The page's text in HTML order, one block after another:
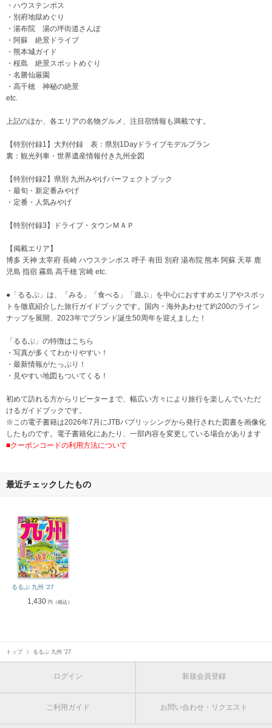
・ハウステンボス
・別府地獄めぐり
・湯布院 湯の坪街道さんぽ
・阿蘇 絶景ドライブ
・熊本城ガイド
・桜島 絶景スポットめぐり
・名勝仙厳園
・高千穂 神秘の絶景
etc.
上記のほか、各エリアの名物グルメ、注目宿情報も満載です。
【特別付録1】大判付録 表：県別1Dayドライブモデルプラン
裏：観光列車・世界遺産情報付き九州全図
【特別付録2】県別 九州みやげパーフェクトブック
・最旬・新定番みやげ
・定番・人気みやげ
【特別付録3】ドライブ・タウンＭＡＰ
【掲載エリア】
博多 天神 太宰府 長崎 ハウステンボス 呼子 有田 別府 湯布院 熊本 阿蘇 天草 鹿
児島 指宿 霧島 高千穂 宮崎 etc.
●「るるぶ」は、「みる」「食べる」「遊ぶ」を中心におすすめエリアやスポッ
トを徹底紹介した旅行ガイドブックです。国内・海外あわせて約200のライン
ナップを展開、2023年でブランド誕生50周年を迎えました！
「るるぶ」の特徴はこちら
・写真が多くてわかりやすい！
・最新情報がたっぷり！
・見やすい地図もついてくる！
初めて訪れる方からリピーターまで、幅広い方々により旅行を楽しんでいただ
けるガイドブックです。
※この電子書籍は2026年7月にJTBパブリッシングから発行された図書を画像化
したものです。電子書籍化にあたり、一部内容を変更している場合があります
■クーポンコードの利用方法について
最近チェックしたもの
るるぶ 九州 ’27
1,430円（税込）
トップ るるぶ 九州 '27
ログイン 新規会員登録
ご利用ガイド お問い合わせ・リクエスト